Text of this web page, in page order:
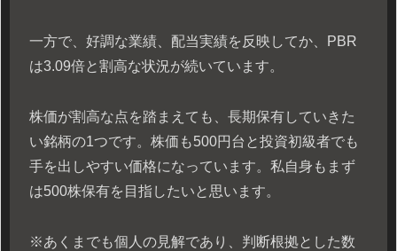
一方で、好調な業績、配当実績を反映してか、PBR
は3.09倍と割高な状況が続いています。
株価が割高な点を踏まえても、長期保有していきた
い銘柄の1つです。株価も500円台と投資初級者でも
手を出しやすい価格になっています。私自身もまず
は500株保有を目指したいと思います。
※あくまでも個人の見解であり、判断根拠とした数